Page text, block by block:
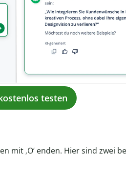
testen
mit ‚O‘ enden. Hier sind zwei